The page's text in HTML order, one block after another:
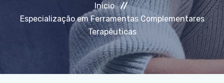
Inicio
Especialização em Ferramentas Complementares
Terapêuticas